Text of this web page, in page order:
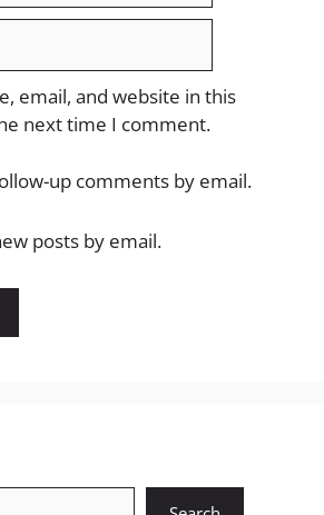
email, and website in this
next time I comment.
up comments by email.
posts by email.